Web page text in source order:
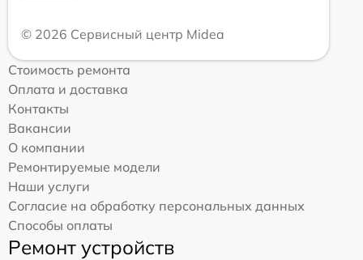
© 2026 Сервисный центр Midea
Стоимость ремонта
Оплата и доставка
Контакты
Вакансии
О компании
Ремонтируемые модели
Наши услуги
Согласие на обработку персональных данных
Способы оплаты
Ремонт устройств